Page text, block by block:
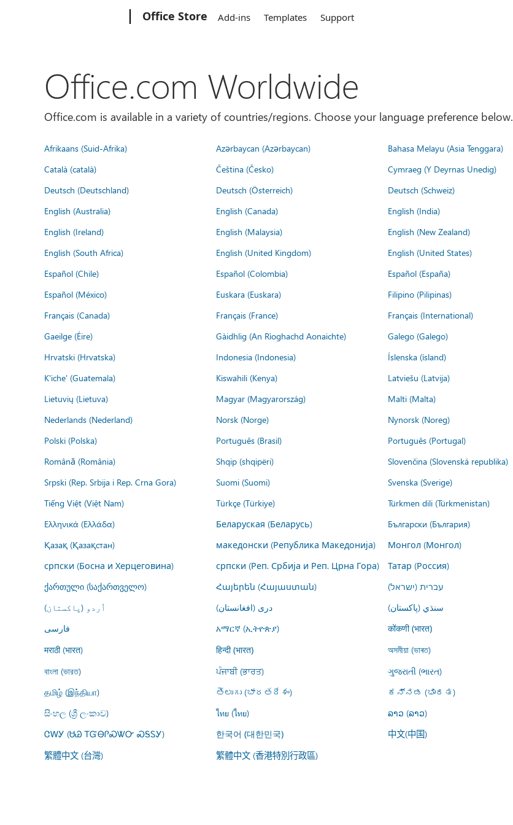
Office Store Add-ins Templates Support
Office.com Worldwide
Office.com is available in a variety of countries/regions. Choose your language preference below.
Afrikaans (Suid-Afrika) Azərbaycan (Azərbaycan) Bahasa Melayu (Asia Tenggara)
Català (català)
Čeština (Česko) Cymraeg (Y Deyrnas Unedig)
Deutsch (Deutschland)
Deutsch (Österreich) Deutsch (Schweiz)
English (Australia)
English (Canada) English (India)
English (Ireland)
English (Malaysia) English (New Zealand)
English (South Africa)
English (United Kingdom) English (United States)
Español (Chile)
Español (Colombia) Español (España)
Español (México)
Euskara (Euskara) Filipino (Pilipinas)
Français (Canada)
Français (France) Français (International)
Gaeilge (Éire)
Gàidhlig (An Rìoghachd Aonaichte) Galego (Galego)
Hrvatski (Hrvatska)
Indonesia (Indonesia) Íslenska (ísland)
K'iche' (Guatemala)
Kiswahili (Kenya) Latviešu (Latvija)
Lietuvių (Lietuva)
Magyar (Magyarország) Malti (Malta)
Nederlands (Nederland)
Norsk (Norge) Nynorsk (Noreg)
Polski (Polska)
Português (Brasil) Português (Portugal)
Română (România)
Shqip (shqipëri) Slovenčina (Slovenská republika)
Srpski (Rep. Srbija i Rep. Crna Gora)
Suomi (Suomi) Svenska (Sverige)
Tiếng Việt (Việt Nam)
Türkçe (Türkiye) Türkmen dili (Türkmenistan)
Ελληνικά (Ελλάδα)
Беларуская (Беларусь) Български (България)
Қазақ (Қазақстан)
македонски (Република Македонија) Монгол (Монгол)
српски (Босна и Херцеговина)
српски (Реп. Србија и Реп. Црна Гора) Татар (Россия)
ქართული (საქართველო)
Հայերեն (Հայաստան) עברית (ישראל)
اُردو (پاکستان)
درى (افغانستان) سنڌي (پاکستان)
فارسى
አማርኛ (ኢትዮጵያ) कोंकणी (भारत)
मराठी (भारत)
हिन्दी (भारत) অসমীয়া (ভাৰত)
বাংলা (ভারত)
ਪੰਜਾਬੀ (ਭਾਰਤ) ગુજરાતી (ભારત)
தமிழ் (இந்தியா)
తెలుగు (భారతదేశం) ಕನ್ನಡ (ಭಾರತ)
සිංහල (ශ්‍රී ලංකාව)
ไทย (ไทย) ລາວ (ລາວ)
ᏣᎳᎩ (ᏌᏊ ᎢᏳᎾᎵᏍᏔᏅ ᏍᎦᏚᎩ)
한국어 (대한민국) 中文(中国)
繁體中文 (台灣) 繁體中文 (香港特別行政區)